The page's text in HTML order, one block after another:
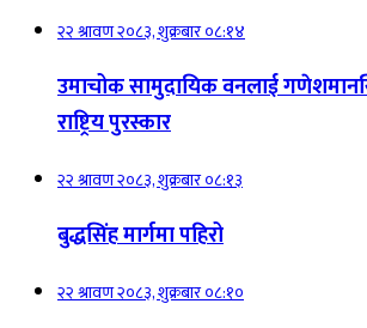
२२ श्रावण २०८३, शुक्रबार ०८:१४
उमाचोक सामुदायिक वनलाई
राष्ट्रिय पुरस्कार
२२ श्रावण २०८३, शुक्रबार ०८:१३
बुद्धसिंह मार्गमा पहिरो
२२ श्रावण २०८३, शुक्रबार ०८:१०